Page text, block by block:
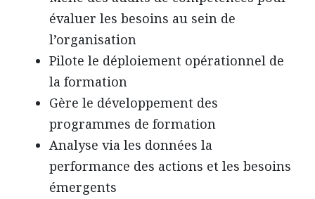
évaluer les besoins au sein de
l’organisation
Pilote le déploiement opérationnel de
la formation
Gère le développement des
programmes de formation
Analyse via les données la
performance des actions et les besoins
émergents